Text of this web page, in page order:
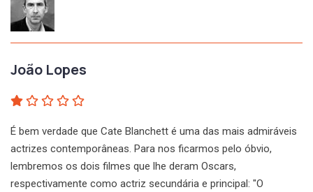
João Lopes
É bem verdade que Cate Blanchett é uma das mais admiráveis
actrizes contemporâneas. Para nos ficarmos pelo óbvio,
lembremos os dois filmes que lhe deram Oscars,
respectivamente como actriz secundária e principal: "O